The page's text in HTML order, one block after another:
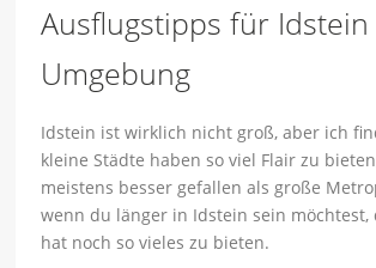
Ausflugstipps für
Umgebung
Idstein ist wirklich nicht groß, aber ich
kleine Städte haben so viel Flair zu
meistens besser gefallen als große
wenn du länger in Idstein sein möchtest,
hat noch so vieles zu bieten.